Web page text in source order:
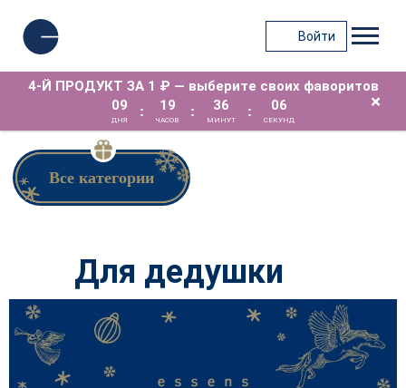
Войти
4-Й ПРОДУКТ ЗА 1 ₽ — выберите своих фаворитов
09
ДНЯ
: 19
ЧАСОВ
: 36
МИНУТ
: 05
СЕКУНД
×
Все категории
Для дедушки